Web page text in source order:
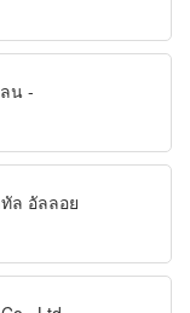
น -
ล อัลลอย